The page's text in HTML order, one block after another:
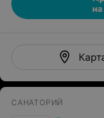
САНАТОРИЙ